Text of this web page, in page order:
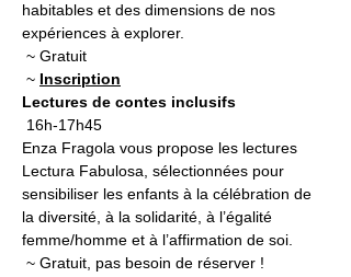
habitables et des dimensions de nos
expériences à explorer.
~ Inscription
Lectures de contes inclusifs
16h-17h45
Enza Fragola vous propose les lectures
Lectura Fabulosa, sélectionnées pour
sensibiliser les enfants à la célébration de
la diversité, à la solidarité, à l’égalité
femme/homme et à l’affirmation de soi.
~ Gratuit, pas besoin de réserver !